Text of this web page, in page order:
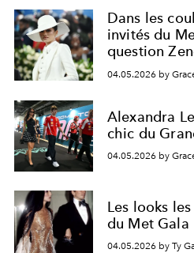
réussies de la saison.Dans les
invités du
question
04.05.2026 by
Alexandra
chic du
04.05.2026 by
Les looks
du Met Gala
04.05.2026 by Ty